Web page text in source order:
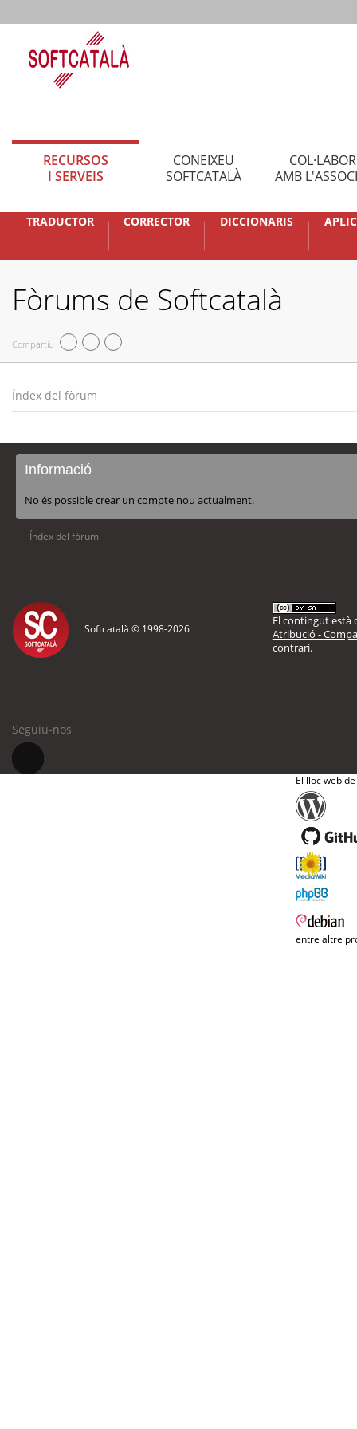
RECURSOS
I SERVEIS
CONEIXEU
SOFTCATALÀ
AMB
TRADUCTOR CORRECTOR DICCIONARIS
Fòrums de Softcatalà
Compartiu
Índex del fòrum
Informació
No és possible crear un compte nou actualment.
Índex del fòrum
Softcatalà © 1998-2026
El contingut està
Atribució -
contrari.
Seguiu-nos
El lloc web
entre altre